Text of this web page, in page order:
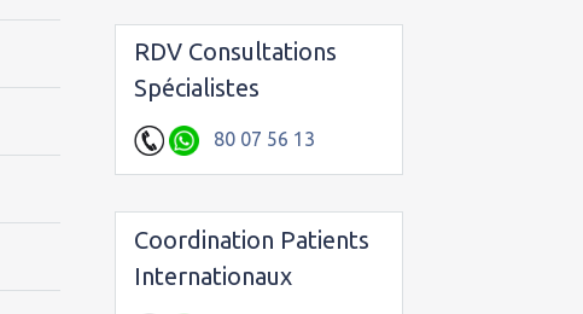
RDV Consultations
Spécialistes
80 07 56 13
Coordination Patients
Internationaux